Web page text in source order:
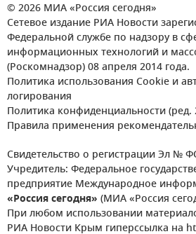
© 2026 МИА «Россия сегодня»
Сетевое издание РИА Новости
Федеральной службе по надзору в
информационных технологий и
(Роскомнадзор) 08 апреля 2014 года.
Политика использования Cookie и
логирования
Политика конфиденциальности (ред.
Правила применения
Свидетельство о регистрации Эл №
Учредитель: Федеральное
предприятие Международное
«Россия сегодня» (МИА «Россия
При любом использовании
РИА Новости Крым гиперссылка на